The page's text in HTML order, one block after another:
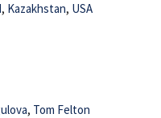
, Kazakhstan, USA
, Tom Felton